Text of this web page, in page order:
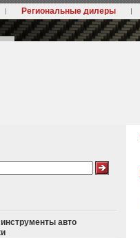
Региональные дилеры
авто